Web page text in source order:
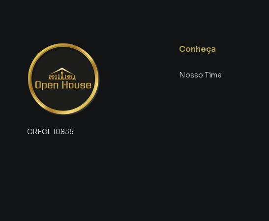
Um imóvel como este, situado em um bairro nobre e com
certamente será um grande ativo para o seu patrimônio. A
ainda tem a segurança de saber que está investindo em um
Oportunidades no Mercado Imobiliário
O mercado imobiliário em Volta Redonda está em plena
melhorias na infraestrutura da cidade. Isso significa que os
valorizados e desejados. Aproveitar este momento é uma
CRECI: 10835
Conheça
Nosso Time